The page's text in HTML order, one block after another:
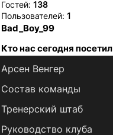
Гостей: 138
Пользователей: 1
Bad_Boy_99
Кто нас сегодня посетил
Арсен Венгер
Состав команды
Тренерский штаб
Руководство клуба